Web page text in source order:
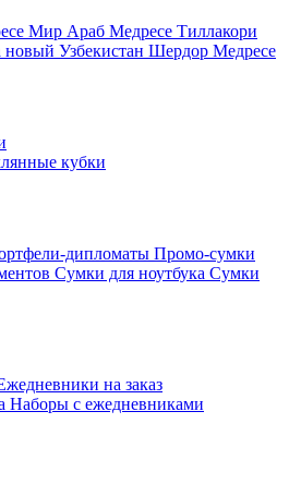
Мир Араб Медресе Тиллакори
новый Узбекистан Шердор Медресе
кубки
дипломаты Промо-сумки
Сумки для ноутбука Сумки
на заказ
Наборы с ежедневниками